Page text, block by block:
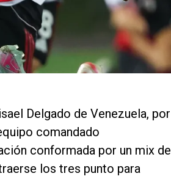
Delgado de Venezuela, por
comandado
conformada por un mix de
los tres punto para